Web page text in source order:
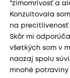
"zimomrivosť a
Konzultovala
na precitlivenosť
Skôr mi
všetkých som v
naozaj spolu
mnohé